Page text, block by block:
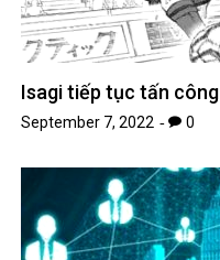
Isagi tiếp tục tấn công
September 7, 2022 0